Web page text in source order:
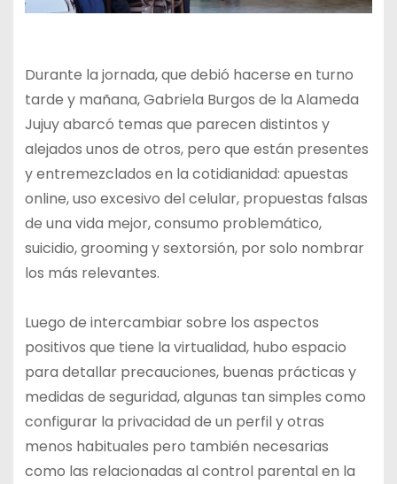
Durante la jornada, que debió hacerse en turno
tarde y mañana, Gabriela Burgos de la Alameda
Jujuy abarcó temas que parecen distintos y
alejados unos de otros, pero que están presentes
y entremezclados en la cotidianidad: apuestas
online, uso excesivo del celular, propuestas falsas
de una vida mejor, consumo problemático,
suicidio, grooming y sextorsión, por solo nombrar
los más relevantes.
Luego de intercambiar sobre los aspectos
positivos que tiene la virtualidad, hubo espacio
para detallar precauciones, buenas prácticas y
medidas de seguridad, algunas tan simples como
configurar la privacidad de un perfil y otras
menos habituales pero también necesarias
como las relacionadas al control parental en la